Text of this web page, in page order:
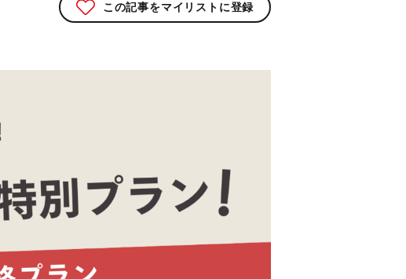
この記事をマイリストに登録